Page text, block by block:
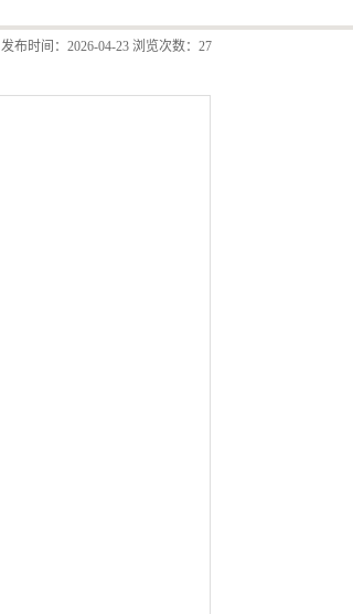
发布时间：2026-04-23 浏览次数： 27